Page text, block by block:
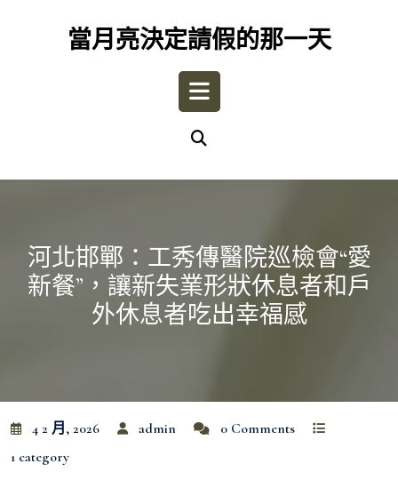
當月亮決定請假的那一天
Open
河北邯鄲：工秀傳醫院巡檢會“愛
新餐”，讓新失業形狀休息者和戶
外休息者吃出幸福感
4 2 月, 2026 admin
0 Comments
1 category